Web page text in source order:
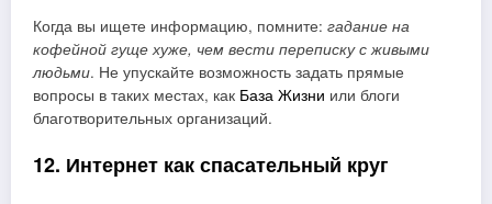
Когда вы ищете информацию, помните: гадание на
кофейной гуще хуже, чем вести переписку с живыми
людьми. Не упускайте возможность задать прямые
вопросы в таких местах, как База Жизни или блоги
благотворительных организаций.
12. Интернет как спасательный круг